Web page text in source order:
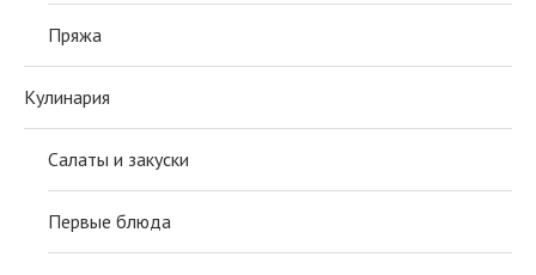
Пряжа
Кулинария
Салаты и закуски
Первые блюда